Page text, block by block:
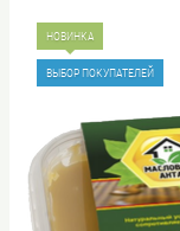
НОВИНКА
ВЫБОР ПОКУПАТЕЛЕЙ